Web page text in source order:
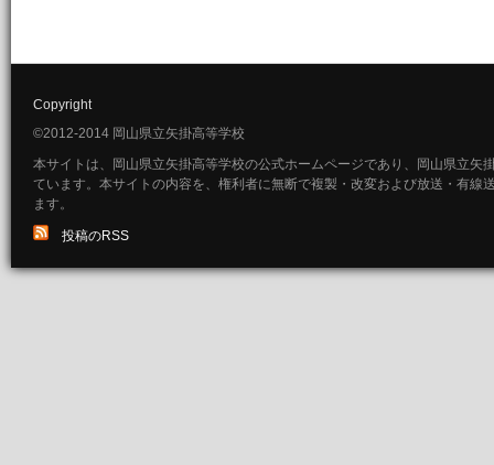
Copyright
©2012-2014 岡山県立矢掛高等学校
本サイトは、岡山県立矢掛高等学校の公式ホームページであり、岡山県立矢
ています。本サイトの内容を、権利者に無断で複製・改変および放送・有線
ます。
投稿のRSS